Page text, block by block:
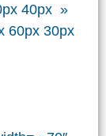
40px »
60px 30px